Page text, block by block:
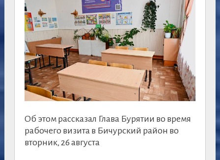
Об этом рассказал Глава Бурятии во время
рабочего визита в Бичурский район во
вторник, 26 августа